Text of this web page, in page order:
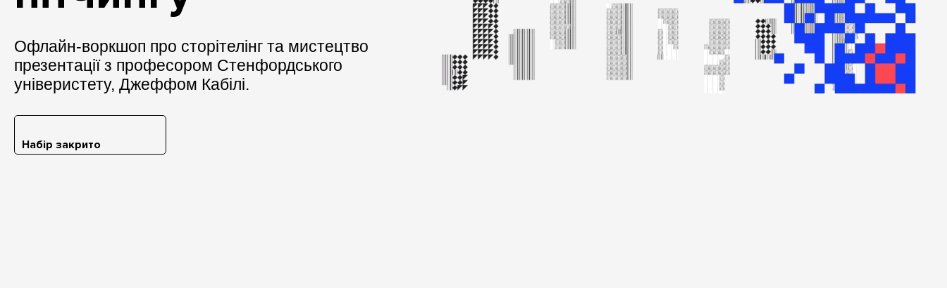
Офлайн-воркшоп про сторітелінг та мистецтво
презентації з професором Стенфордського
універистету, Джеффом Кабілі.
Набір закрито